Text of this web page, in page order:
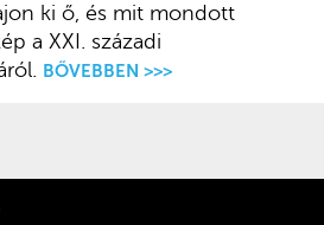
ki ő, és mit mondott
a XXI. századi
BŐVEBBEN >>>